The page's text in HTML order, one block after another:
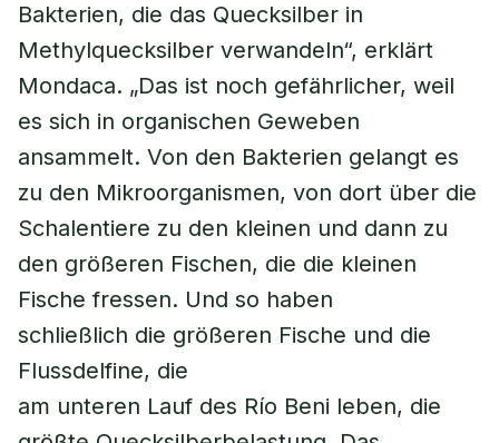
Bakterien, die das Quecksilber in
Methylquecksilber verwandeln“, erklärt
Mondaca. „Das ist noch gefährlicher, weil
es sich in organischen Geweben
ansammelt. Von den Bakterien gelangt es
zu den Mikroorganismen, von dort über die
Schalentiere zu den kleinen und dann zu
den größeren Fischen, die die kleinen
Fische fressen. Und so haben
schließlich die größeren Fische und die
Flussdelfine, die
am unteren Lauf des Río Beni leben, die